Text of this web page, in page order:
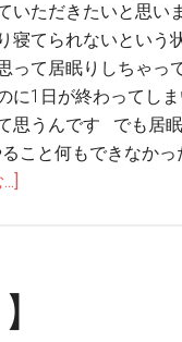
いただきたいと思い
り寝てられないという
って居眠りしちゃっ
に1日が終わってし
思うんです でも居
こと何もできなか